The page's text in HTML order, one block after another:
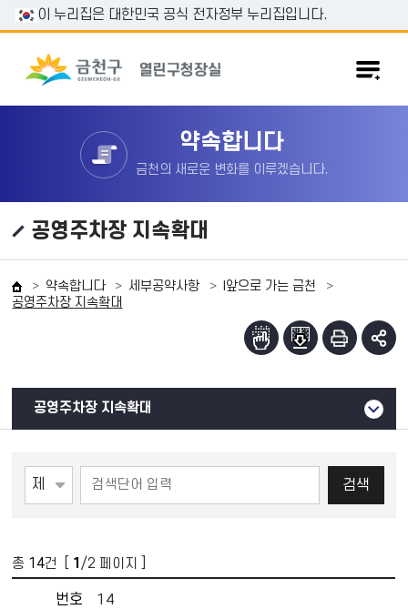
본문 바로가기
이 누리집은 대한민국 공식 전자정부 누리집입니다.
약속합니다
금천의 새로운 변화를 이루겠습니다.
공영주차장 지속확대
약속합니다 세부공약사항
I앞으로 가는 금천
공영주차장 지속확대
공영주차장 지속확대
검색
총 14건 [ 1/2 페이지 ]
번호
14